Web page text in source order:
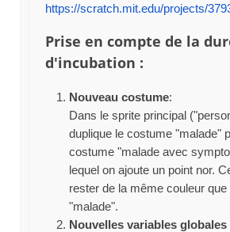
https://scratch.mit.edu/projects/
Prise en compte de la
d'incubation :
Nouveau costume:
Dans le sprite principal
duplique le costume "malade"
costume "malade avec
lequel on ajoute un point nor.
rester de la même couleur
"malade".
Nouvelles variables globales